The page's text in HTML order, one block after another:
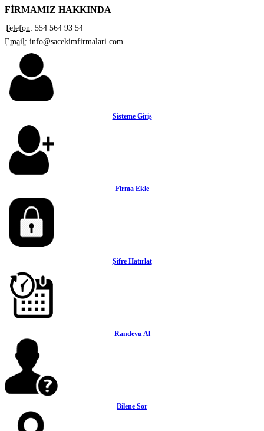
FİRMAMIZ HAKKINDA
Telefon: 554 564 93 54
Email: info@sacekimfirmalari.com
Sisteme Giriş
Firma Ekle
Şifre Hatırlat
Randevu Al
Bilene Sor